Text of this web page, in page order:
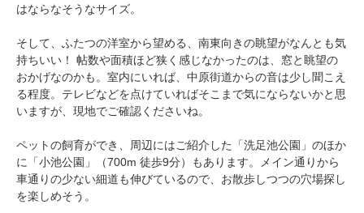
はならなそうなサイズ。
そして、ふたつの洋室から望める、南東向きの眺望がなんとも気
持ちいい！ 帖数や面積ほど狭く感じなかったのは、窓と眺望の
おかげなのかも。室内にいれば、中原街道からの音は少し聞こえ
る程度。テレビなどを点けていればそこまで気にならないかと思
いますが、現地でご確認くださいね。
ペットの飼育ができ、周辺にはご紹介した「洗足池公園」のほか
に「小池公園」（700m 徒歩9分）もあります。メイン通りから
車通りの少ない細道も伸びているので、お散歩しつつの穴場探し
を楽しめそう。